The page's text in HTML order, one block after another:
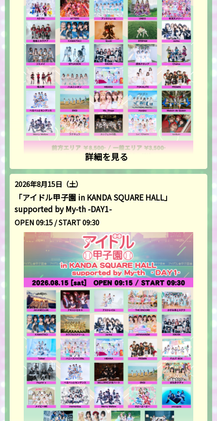
詳細を見る
2026年8月15日（土）
「アイドル甲子園 in KANDA SQUARE HALL」
supported by My-th -DAY1-
OPEN 09:15 / START 09:30